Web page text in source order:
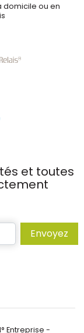
domicile ou en
et toutes
Envoyez
Entreprise -